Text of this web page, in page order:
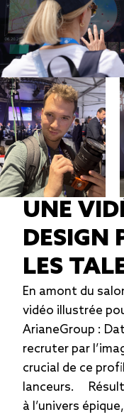
UNE
DESIGN
LES
En amont du
vidéo illustrée
ArianeGroup :
recruter par
crucial de ce
lanceurs.
à l’univers